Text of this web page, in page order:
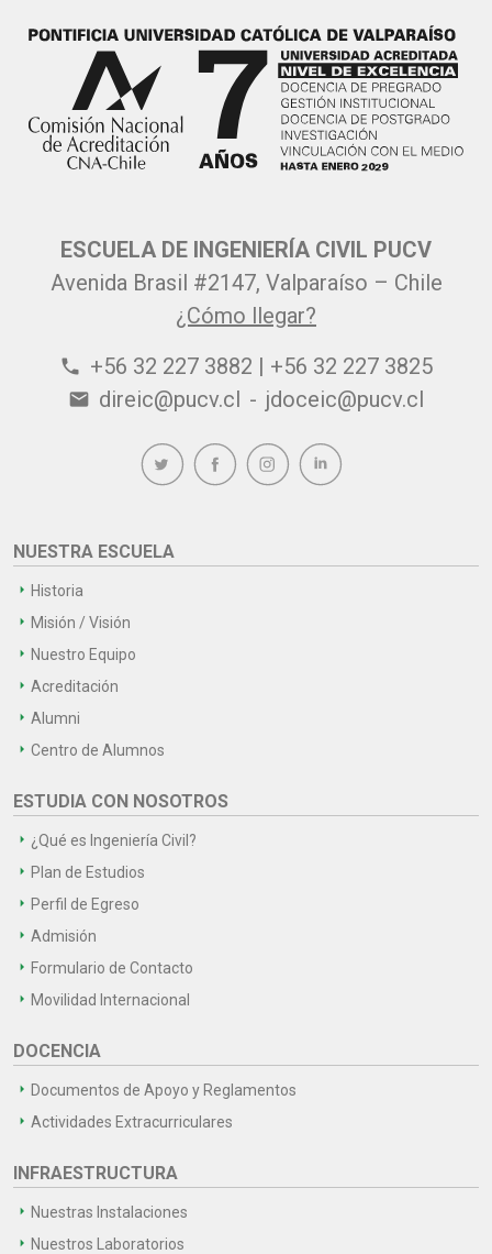
ESCUELA DE INGENIERÍA CIVIL PUCV
Avenida Brasil #2147, Valparaíso – Chile
¿Cómo llegar?
phone +56 32 227 3882 | +56 32 227 3825
email direic@pucv.cl - jdoceic@pucv.cl
NUESTRA ESCUELA
Historia
Misión / Visión
Nuestro Equipo
Acreditación
Alumni
Centro de Alumnos
ESTUDIA CON NOSOTROS
¿Qué es Ingeniería Civil?
Plan de Estudios
Perfil de Egreso
Admisión
Formulario de Contacto
Movilidad Internacional
DOCENCIA
Documentos de Apoyo y Reglamentos
Actividades Extracurriculares
INFRAESTRUCTURA
Nuestras Instalaciones
Nuestros Laboratorios